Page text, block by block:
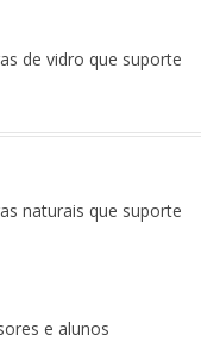
de vidro que suporte
naturais que suporte
e alunos